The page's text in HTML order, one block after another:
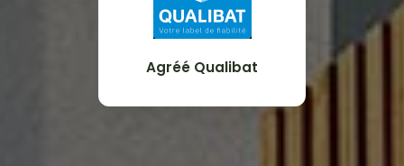
Agréé Qualibat